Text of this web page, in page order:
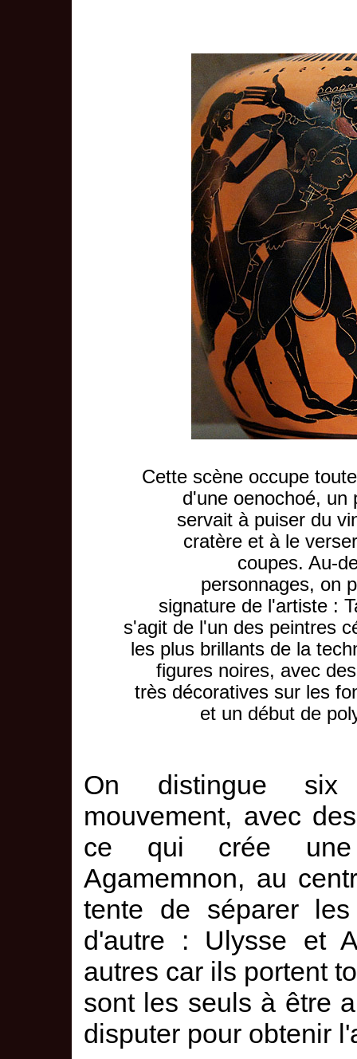
Cette scène occupe
d'une oenochoé, un
servait à puiser du
cratère et à le
coupes. Au-
personnages, on
signature de l'artiste :
s'agit de l'un des peintres
les plus brillants de la
figures noires, avec
très décoratives sur les
et un début de
On distingue six
mouvement, avec
ce qui crée une
Agamemnon, au
tente de séparer
d'autre : Ulysse et
autres car ils portent
sont les seuls à être
disputer pour obtenir